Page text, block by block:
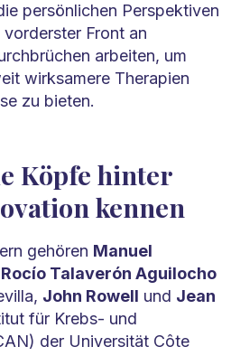
persönlichen Perspektiven
Front an
arbeiten, um
wirksamere Therapien
zu bieten.
Köpfe hinter
kennen
gehören Manuel
Rocío Talaverón Aguilocho
John Rowell und Jean
für Krebs- und
der Universität Côte